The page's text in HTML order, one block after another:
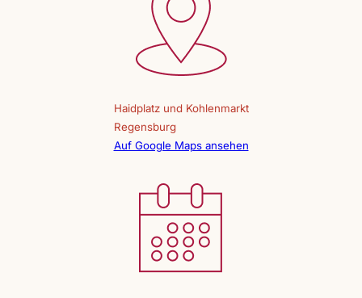
Haidplatz und Kohlenmarkt
Regensburg
Auf Google Maps ansehen